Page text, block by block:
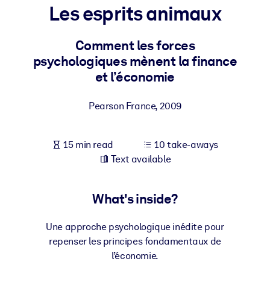
For LMS/LXP
Bring bite-sized, verified knowledge into your LMS/LXP for
For AI Systems
Les esprits animaux
Comment les forces
psychologiques mènent la finance
et l’économie
Pearson France, 2009
15 min read
10 take-aways
Text available
What's inside?
Une approche psychologique inédite pour
repenser les principes fondamentaux de
l’économie.